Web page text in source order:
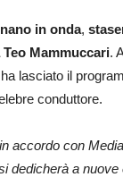
in onda,
Teo Mammuccari.
lasciato il
conduttore.
accordo con
dedicherà a